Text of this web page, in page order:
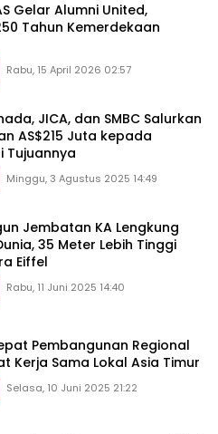
Gelar Alumni United,
Tahun Kemerdekaan
Rabu, 15 April 2026 02:57
JICA, dan SMBC Salurkan
AS$215 Juta kepada
Tujuannya
Minggu, 3 Agustus 2025 14:49
Jembatan KA Lengkung
35 Meter Lebih Tinggi
Eiffel
Rabu, 11 Juni 2025 14:40
Pembangunan Regional
Kerja Sama Lokal Asia Timur
Selasa, 10 Juni 2025 21:22